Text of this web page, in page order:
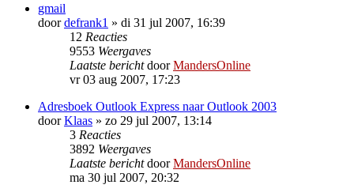
gmail
doordefrank1 » di 31 jul 2007, 16:39
12 Reacties
9553 Weergaves
Laatste berichtdoorMandersOnline
vr 03 aug 2007, 17:23
Adresboek Outlook Express naar Outlook 2003
doorKlaas » zo 29 jul 2007, 13:14
3 Reacties
3892 Weergaves
Laatste berichtdoorMandersOnline
ma 30 jul 2007, 20:32